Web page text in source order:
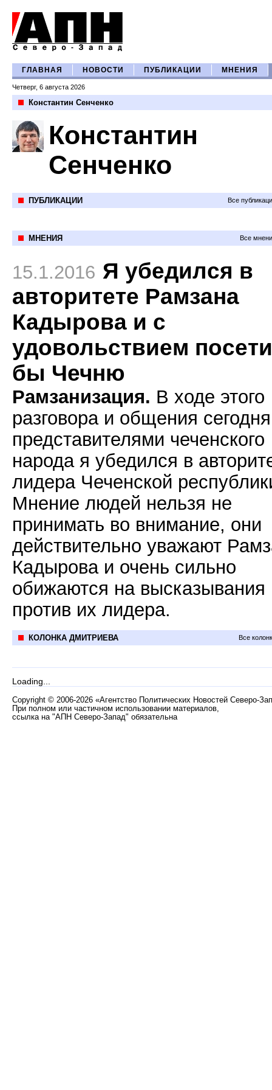
ГЛАВНАЯ НОВОСТИ ПУБЛИКАЦИИ МНЕНИЯ
Четверг, 6 августа 2026
Константин Сенченко
Константин
Сенченко
ПУБЛИКАЦИИ Все
МНЕНИЯ Все
15.1.2016 Я убедился в
авторитете Рамзана
Кадырова и с
удовольствием
бы Чечню
Рамзанизация. В ходе этого
разговора и общения
представителями чеченского
народа я убедился в
лидера Чеченской
Мнение людей нельзя не
принимать во внимание, они
действительно уважают
Кадырова и очень сильно
обижаются на высказывания
против их лидера.
КОЛОНКА ДМИТРИЕВА Все
Loading...
Copyright © 2006-2026 «Агентство Политических Новостей Северо-
При полном или частичном использовании материалов,
ссылка на "АПН Северо-Запад" обязательна